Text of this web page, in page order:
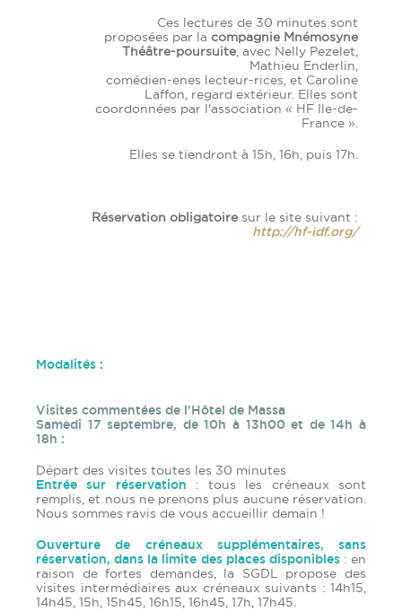
Ces lectures de 30 minutes sont
proposées par la compagnie Mnémosyne
Théâtre-poursuite , avec Nelly Pezelet,
Mathieu Enderlin,
comédien-enes lecteur-rices, et Caroline
Laffon, regard extérieur. Elles sont
coordonnées par l'association « HF Ile-de-
France ».
Elles se tiendront à 15h, 16h, puis 17h.
Réservation obligatoire sur le site suivant :
http://hf-idf.org/
Modalités :
Visites commentées de l'Hôtel de Massa
Samedi 17 septembre, de 10h à 13h00 et de 14h à
18h :
Départ des visites toutes les 30 minutes
Entrée sur réservation : tous les créneaux sont
remplis, et nous ne prenons plus aucune réservation.
Nous sommes ravis de vous accueillir demain !
Ouverture de créneaux supplémentaires, sans
réservation, dans la limite des places disponibles: en
raison de fortes demandes, la SGDL propose des
visites intermédiaires aux créneaux suivants : 14h15,
14h45, 15h, 15h45, 16h15, 16h45, 17h, 17h45.